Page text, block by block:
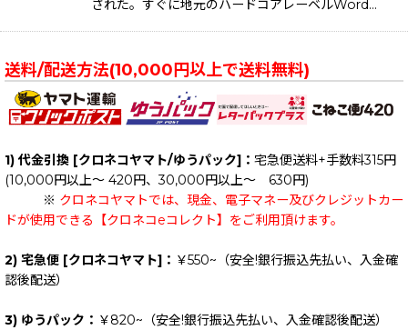
された。すぐに地元のハードコアレーベルWord…
送料/配送方法(10,000円以上で送料無料)
1) 代金引換 [クロネコヤマト/ゆうパック]： 宅急便送料+手数料315円
(10,000円以上～ 420円、30,000円以上～ 630円)
※ クロネコヤマトでは、現金、電子マネー及びクレジットカー
ドが使用できる【クロネコeコレクト】をご利用頂けます。
2) 宅急便 [クロネコヤマト]： ￥550~（安全!銀行振込先払い、入金確
認後配送）
3) ゆうパック： ￥820~（安全!銀行振込先払い、入金確認後配送）